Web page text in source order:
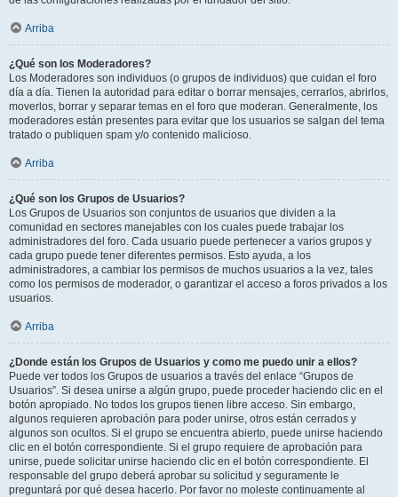
Arriba
¿Qué son los Moderadores?
Los Moderadores son individuos (o grupos de individuos) que cuidan el foro
día a día. Tienen la autoridad para editar o borrar mensajes, cerrarlos, abrirlos,
moverlos, borrar y separar temas en el foro que moderan. Generalmente, los
moderadores están presentes para evitar que los usuarios se salgan del tema
tratado o publiquen spam y/o contenido malicioso.
Arriba
¿Qué son los Grupos de Usuarios?
Los Grupos de Usuarios son conjuntos de usuarios que dividen a la
comunidad en sectores manejables con los cuales puede trabajar los
administradores del foro. Cada usuario puede pertenecer a varios grupos y
cada grupo puede tener diferentes permisos. Esto ayuda, a los
administradores, a cambiar los permisos de muchos usuarios a la vez, tales
como los permisos de moderador, o garantizar el acceso a foros privados a los
usuarios.
Arriba
¿Donde están los Grupos de Usuarios y como me puedo unir a ellos?
Puede ver todos los Grupos de usuarios a través del enlace “Grupos de
Usuarios”. Si desea unirse a algún grupo, puede proceder haciendo clic en el
botón apropiado. No todos los grupos tienen libre acceso. Sin embargo,
algunos requieren aprobación para poder unirse, otros están cerrados y
algunos son ocultos. Si el grupo se encuentra abierto, puede unirse haciendo
clic en el botón correspondiente. Si el grupo requiere de aprobación para
unirse, puede solicitar unirse haciendo clic en el botón correspondiente. El
responsable del grupo deberá aprobar su solicitud y seguramente le
preguntará por qué desea hacerlo. Por favor no moleste continuamente al